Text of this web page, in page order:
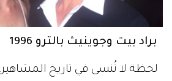
براد بيت وجوينيث بالترو 1996
لحظة لا تُنسى في تاريخ المشاهير،